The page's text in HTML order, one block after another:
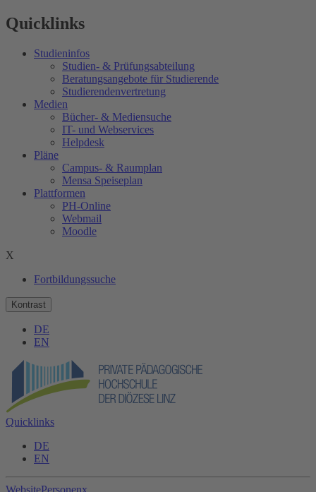
Quicklinks
Studieninfos
Studien- & Prüfungsabteilung
Beratungsangebote für Studierende
Studierendenvertretung
Medien
Bücher- & Mediensuche
IT- und Webservices
Helpdesk
Pläne
Campus- & Raumplan
Mensa Speiseplan
Plattformen
PH-Online
Webmail
Moodle
X
Fortbildungssuche
Kontrast
DE
EN
Quicklinks
DE
EN
WebsitePersonenx